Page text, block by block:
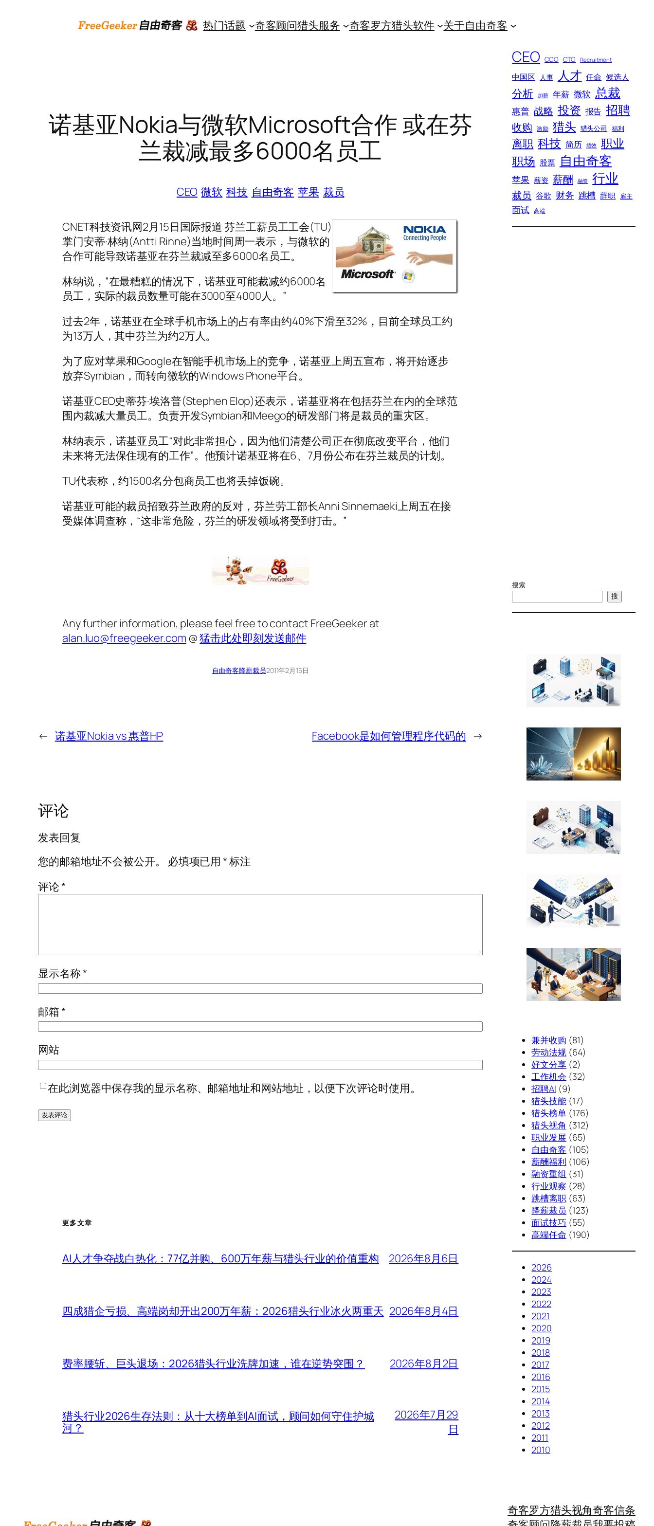
热门话题 奇客顾问猎头服务 奇客罗方猎头软件 关于自由奇客
诺基亚Nokia与微软Microsoft合作 或在芬
兰裁减最多6000名员工
CEO 微软 科技 自由奇客 苹果 裁员
CNET科技资讯网2月15日国际报道 芬兰工薪员工工会(TU)
掌门安蒂·林纳(Antti Rinne)当地时间周一表示，与微软的
合作可能导致诺基亚在芬兰裁减至多6000名员工。
林纳说，“在最糟糕的情况下，诺基亚可能裁减约6000名
员工，实际的裁员数量可能在3000至4000人。”
过去2年，诺基亚在全球手机市场上的占有率由约40%下滑至32%，目前全球员工约
为13万人，其中芬兰为约2万人。
为了应对苹果和Google在智能手机市场上的竞争，诺基亚上周五宣布，将开始逐步
放弃Symbian，而转向微软的Windows Phone平台。
诺基亚CEO史蒂芬·埃洛普(Stephen Elop)还表示，诺基亚将在包括芬兰在内的全球范
围内裁减大量员工。负责开发Symbian和Meego的研发部门将是裁员的重灾区。
林纳表示，诺基亚员工“对此非常担心，因为他们清楚公司正在彻底改变平台，他们
未来将无法保住现有的工作”。他预计诺基亚将在6、7月份公布在芬兰裁员的计划。
TU代表称，约1500名分包商员工也将丢掉饭碗。
诺基亚可能的裁员招致芬兰政府的反对，芬兰劳工部长Anni Sinnemaeki上周五在接
受媒体调查称，“这非常危险，芬兰的研发领域将受到打击。”
Any further information, please feel free to contact FreeGeeker at
alan.luo@freegeeker.com @猛击此处即刻发送邮件
自由奇客降薪裁员2011年2月15日
← 诺基亚Nokia vs 惠普HP Facebook是如何管理程序代码的 →
评论
发表回复
您的邮箱地址不会被公开。
必填项已用*标注
评论*
显示名称*
邮箱*
网站
在此浏览器中保存我的显示名称、邮箱地址和网站地址，以便下次评论时使用。
更多文章
AI人才争夺战白热化：77亿并购、600万年薪与猎头行业的价值重构 2026年8月6日
四成猎企亏损、高端岗却开出200万年薪：2026猎头行业冰火两重天 2026年8月4日
费率腰斩、巨头退场：2026猎头行业洗牌加速，谁在逆势突围？ 2026年8月2日
猎头行业2026生存法则：从十大榜单到AI面试，顾问如何守住护城
河？
2026年7月29
日
CEO COO CTO Recruitment
中国区 人事 人才 任命 候选人
分析 加薪 年薪 微软 总裁
惠普 战略 投资 报告 招聘
收购 激励 猎头 猎头公司 福利
离职 科技 简历 绩效 职业
职场 股票 自由奇客
苹果 薪资 薪酬 融资 行业
裁员 谷歌 财务 跳槽 辞职 雇主
面试 高端
搜索
搜
兼并收购 (81)
劳动法规 (64)
好文分享 (2)
工作机会 (32)
招聘AI (9)
猎头技能 (17)
猎头榜单 (176)
猎头视角 (312)
职业发展 (65)
自由奇客 (105)
薪酬福利 (106)
融资重组 (31)
行业观察 (28)
跳槽离职 (63)
降薪裁员 (123)
面试技巧 (55)
高端任命 (190)
2026
2024
2023
2022
2021
2020
2019
2018
2017
2016
2015
2014
2013
2012
2011
2010
奇客罗方猎头视角奇客信条